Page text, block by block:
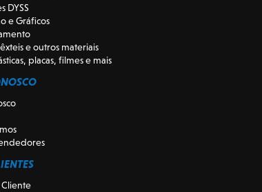
DYSS
e Gráficos
e outros materiais
placas, filmes e mais